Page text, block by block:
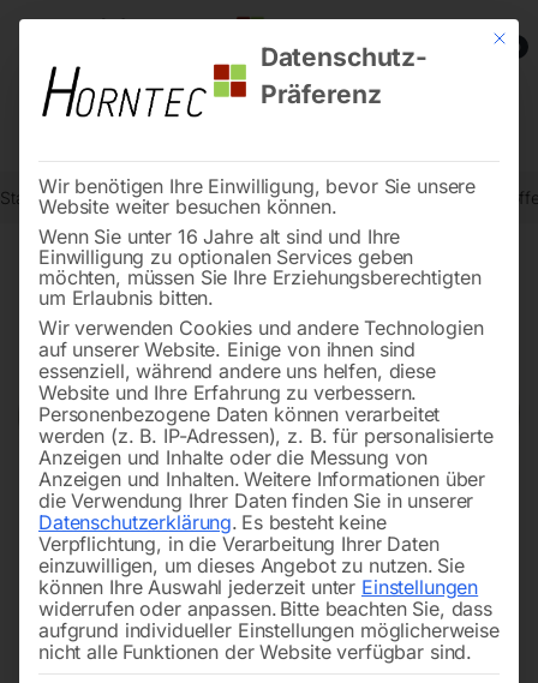
0
Start Schweisstechnologie Schweißdrähte, Elektroden,
Mit
Datenschutz-
Präferenz
Wir benötigen Ihre Einwilligung, bevor Sie unsere
Website weiter besuchen können.
Wenn Sie unter 16 Jahre alt sind und Ihre
Einwilligung zu optionalen Services geben
möchten, müssen Sie Ihre Erziehungsberechtigten
um Erlaubnis bitten.
Wir verwenden Cookies und andere Technologien
auf unserer Website. Einige von ihnen sind
essenziell, während andere uns helfen, diese
Website und Ihre Erfahrung zu verbessern.
Personenbezogene Daten können verarbeitet
werden (z. B. IP-Adressen), z. B. für personalisierte
Anzeigen und Inhalte oder die Messung von
Anzeigen und Inhalten. Weitere Informationen über
die Verwendung Ihrer Daten finden Sie in unserer
Datenschutzerklärung. Es besteht keine
Verpflichtung, in die Verarbeitung Ihrer Daten
einzuwilligen, um dieses Angebot zu nutzen. Sie
können Ihre Auswahl jederzeit unter Einstellungen
widerrufen oder anpassen. Bitte beachten Sie, dass
aufgrund individueller Einstellungen möglicherweise
nicht alle Funktionen der Website verfügbar sind.